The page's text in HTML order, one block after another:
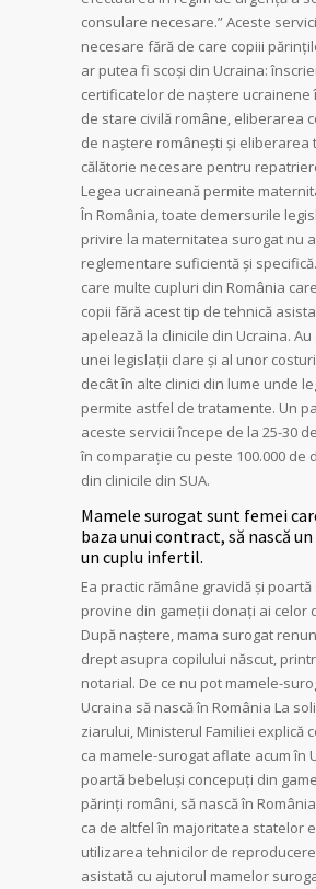
consulare necesare.” Aceste
necesare fără de care copiii
ar putea fi scoși din Ucraina:
certificatelor de naștere ucrainene
de stare civilă române, eliberarea
de naștere românești și eliberarea
călătorie necesare pentru
Legea ucraineană permite
În România, toate demersurile
privire la maternitatea surogat nu
reglementare suficientă și
care multe cupluri din România
copii fără acest tip de tehnică
apelează la clinicile din Ucraina.
unei legislații clare și al unor
decât în alte clinici din lume unde
permite astfel de tratamente. Un
aceste servicii începe de la 25-30
în comparație cu peste 100.000 de
din clinicile din SUA.
Mamele surogat sunt femei
baza unui contract, să nască
un cuplu infertil.
Ea practic rămâne gravidă și
provine din gameții donați ai celor
După naștere, mama surogat
drept asupra copilului născut,
notarial. De ce nu pot mamele-
Ucraina să nască în România La
ziarului, Ministerul Familiei explică
ca mamele-surogat aflate acum în
poartă bebeluși concepuți din
părinți români, să nască în
ca de altfel în majoritatea statelor
utilizarea tehnicilor de
asistată cu ajutorul mamelor